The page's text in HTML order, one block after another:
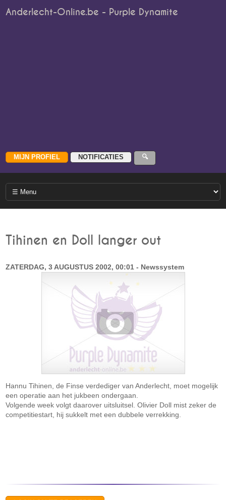
Anderlecht-Online.be - Purple Dynamite
Tihinen en Doll langer out
ZATERDAG, 3 AUGUSTUS 2002, 00:01 - Newssystem
Hannu Tihinen, de Finse verdediger van Anderlecht, moet mogelijk
een operatie aan het jukbeen ondergaan.
Volgende week volgt daarover uitsluitsel. Olivier Doll mist zeker de
competitiestart, hij sukkelt met een dubbele verrekking.